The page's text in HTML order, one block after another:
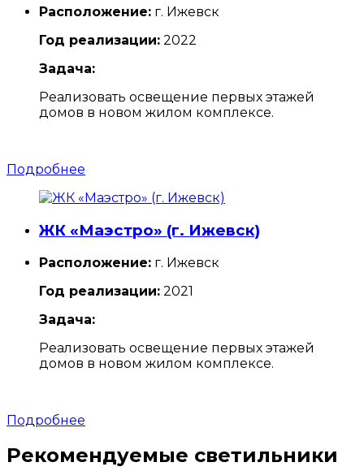
Расположение: г. Ижевск
Год реализации: 2022
Задача:
Реализовать освещение первых этажей
домов в новом жилом комплексе.
Подробнее
ЖК «Маэстро» (г. Ижевск)
Расположение: г. Ижевск
Год реализации: 2021
Задача:
Реализовать освещение первых этажей
домов в новом жилом комплексе.
Подробнее
Рекомендуемые светильники